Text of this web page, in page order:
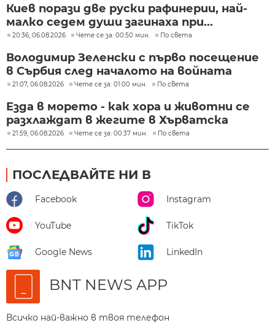
Киев порази две руски рафинерии, най-
малко седем души загинаха при...
20:36, 06.08.2026 Чете се за: 00:50 мин. По света
Володимир Зеленски с първо посещение
в Сърбия след началото на войната
21:07, 06.08.2026 Чете се за: 01:00 мин. По света
Езда в морето - как хора и животни се
разхлаждат в жегите в Хърватска
21:59, 06.08.2026 Чете се за: 00:37 мин. По света
ПОСЛЕДВАЙТЕ НИ В
Facebook Instagram
YouTube TikTok
Google News LinkedIn
BNT NEWS APP
Всичко най-важно в твоя телефон